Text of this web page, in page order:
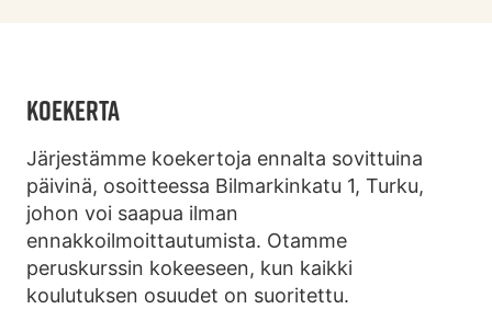
KOEKERTA
Järjestämme koekertoja ennalta sovittuina
päivinä, osoitteessa Bilmarkinkatu 1, Turku,
johon voi saapua ilman
ennakkoilmoittautumista. Otamme
peruskurssin kokeeseen, kun kaikki
koulutuksen osuudet on suoritettu.